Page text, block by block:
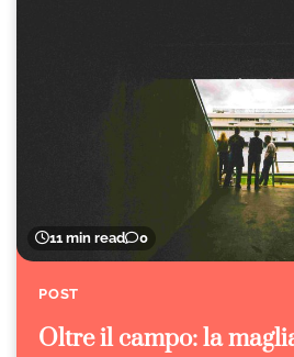
11 min read 0
POST
Oltre il campo: la